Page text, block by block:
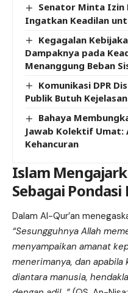
Senator Minta Izin
Ingatkan Keadilan
Kegagalan
Dampaknya pada
Menanggung Beban
Komunikasi DPR
Publik Butuh
Bahaya
Jawab Kolektif Umat:
Kehancuran
Islam
Sebagai Pondasi
Dalam Al-Qur’an
“Sesungguhnya Allah
menyampaikan amanat
menerimanya, dan
diantara manusia,